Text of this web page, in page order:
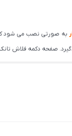
به صورتی نصب می شود
صفحه دکمه فلاش